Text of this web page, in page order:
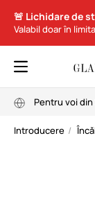
🚨 Lichidare de
Valabil doar în
Pentru voi din
Introducere